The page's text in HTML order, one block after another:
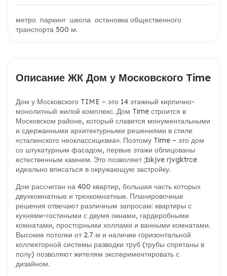
метро паркинг школа остановка общественного
транспорта 500 м.
Описание ЖК Дом у Московского Time
Дом у Московского TIME – это 14 этажный кирпично-
монолитный жилой комплекс. Дом Time строится в
Московском районе, который славится монументальными
и сдержанными архитектурными решениями в стиле
«сталинского неоклассицизма». Поэтому Time – это дом
со штукатурным фасадом, первые этажи облицованы
естественным камнем. Это позволяет ;bkjve rjvgktrce
идеально вписаться в окружающую застройку.
Дом рассчитан на 400 квартир, большая часть которых
двухкомнатные и трехкомнатные. Планировочные
решения отвечают различным запросам: квартиры с
кухнями-гостиными с двумя окнами, гардеробными
комнатами, просторными холлами и ванными комнатами.
Высокие потолки от 2.7 м и наличие горизонтальной
коллекторной системы разводки труб (трубы спрятаны в
полу) позволяют жителям экспериментировать с
дизайном.